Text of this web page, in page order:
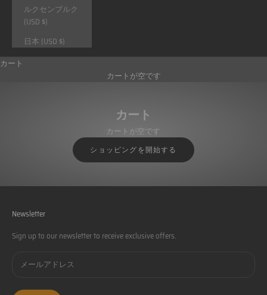
ルクセンブルク
(USD $)
日本 (USD $)
カート
カートが空です
カート
カートが空です
ショッピングを開始する
Newsletter
Sign up to our newsletter to receive exclusive offers.